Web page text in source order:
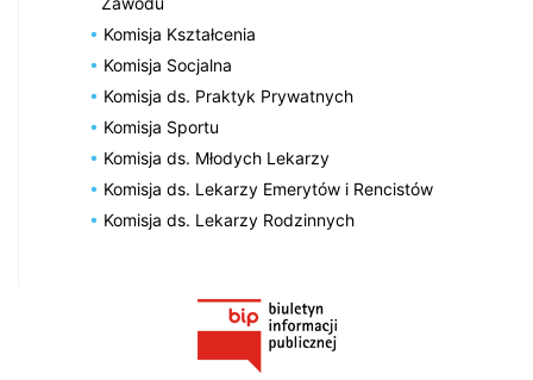
Komisja Kształcenia
Komisja Socjalna
Komisja ds. Praktyk Prywatnych
Komisja Sportu
Komisja ds. Młodych Lekarzy
Komisja ds. Lekarzy Emerytów i Rencistów
Komisja ds. Lekarzy Rodzinnych